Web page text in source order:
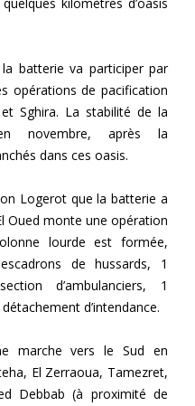
kilomètres d’oasis
batterie va participer par
opérations de pacification
Sghira. La stabilité de la
novembre, après la
dans ces oasis.
Logerot que la batterie a
Oued monte une opération
lourde est formée,
de hussards, 1
d’ambulanciers, 1
d’intendance.
marche vers le Sud en
El Zerraoua, Tamezret,
Debbab (à proximité de